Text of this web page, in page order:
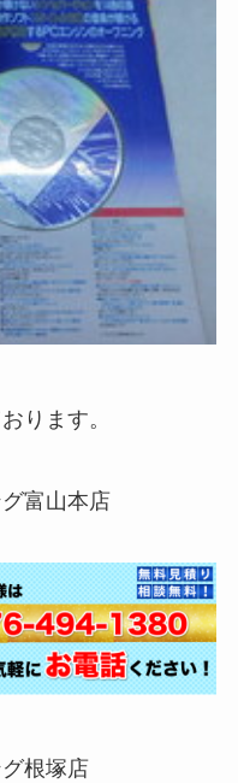
ります。
富山本店
根塚店